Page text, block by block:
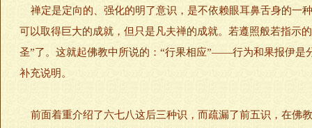
禅定是定向的、强化的明了意识，是不依赖眼耳鼻舌身的一
可以取得巨大的成就，但只是凡夫禅的成就。若遵照般若指示
圣”了。这就起佛教中所说的：“行果相应”——行为和果报伊是
补充说明。
前面着重介绍了六七八这后三种识，而疏漏了前五识，在佛